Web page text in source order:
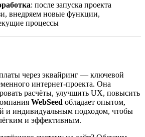
: после запуска проекта
внедряем новые функции,
процессы
через эквайринг — ключевой
интернет-проекта. Она
расчёты, улучшить UX, повысить
WebSeed обладает опытом,
и индивидуальным подходом, чтобы
и эффективным.